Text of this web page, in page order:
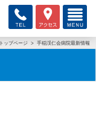
トップページ 手稲渓仁会病院最新情報